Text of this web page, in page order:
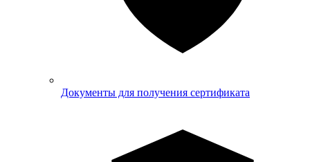
Документы для получения сертификата